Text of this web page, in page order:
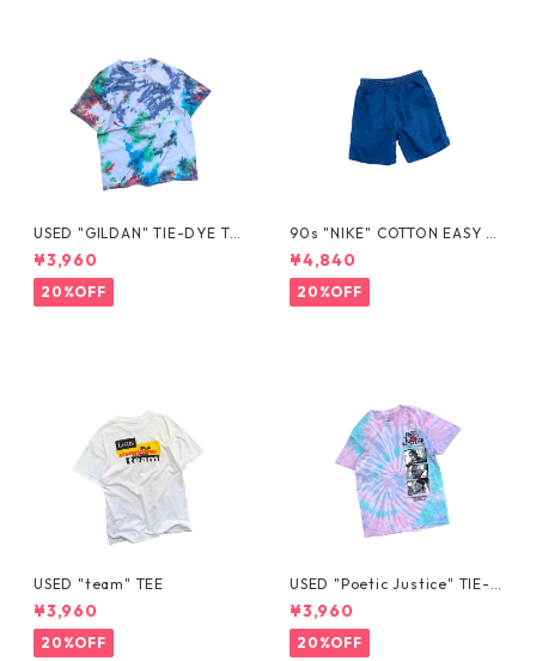
USED "GILDAN" TIE-DYE TE
E
¥3,960
20%OFF
90s "NIKE" COTTON EASY S
HORTS
¥4,840
20%OFF
USED "team" TEE
¥3,960
20%OFF
USED "Poetic Justice" TIE-D
YE TEE
¥3,960
20%OFF